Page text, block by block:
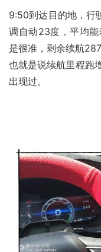
9:50到达目的地，行
调自动23度，平均
是很准，剩余续航
也就是说续航里程跑
出现过。